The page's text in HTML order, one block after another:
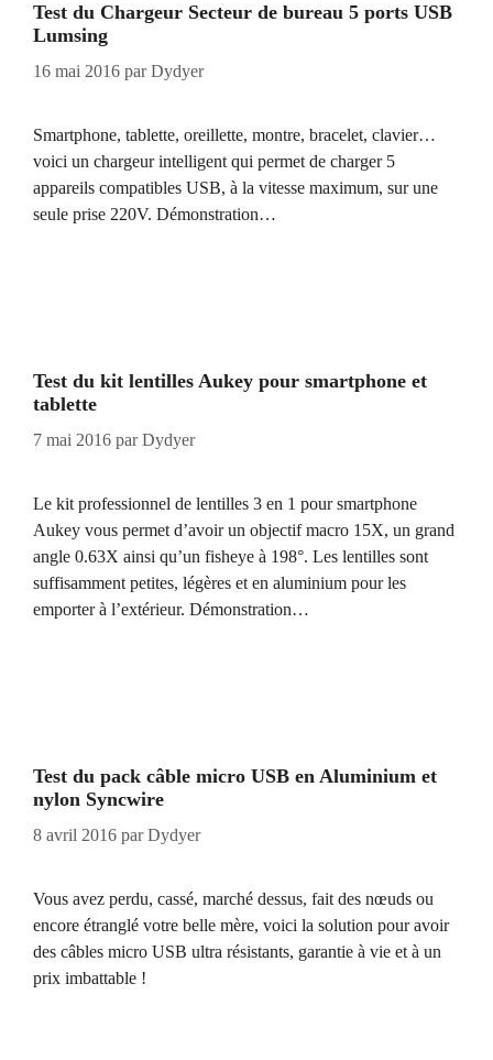
Test du Chargeur Secteur de bureau 5 ports USB
Lumsing
16 mai 2016 parDydyer
Smartphone, tablette, oreillette, montre, bracelet, clavier…
voici un chargeur intelligent qui permet de charger 5
appareils compatibles USB, à la vitesse maximum, sur une
seule prise 220V. Démonstration…
Test du kit lentilles Aukey pour smartphone et
tablette
7 mai 2016 parDydyer
Le kit professionnel de lentilles 3 en 1 pour smartphone
Aukey vous permet d’avoir un objectif macro 15X, un grand
angle 0.63X ainsi qu’un fisheye à 198°. Les lentilles sont
suffisamment petites, légères et en aluminium pour les
emporter à l’extérieur. Démonstration…
Test du pack câble micro USB en Aluminium et
nylon Syncwire
8 avril 2016 parDydyer
Vous avez perdu, cassé, marché dessus, fait des nœuds ou
encore étranglé votre belle mère, voici la solution pour avoir
des câbles micro USB ultra résistants, garantie à vie et à un
prix imbattable !